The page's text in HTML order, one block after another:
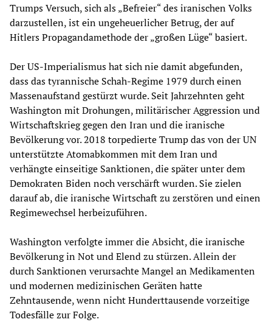
Trumps Versuch, sich als „Befreier“ des iranischen Volks
darzustellen, ist ein ungeheuerlicher Betrug, der auf
Hitlers Propagandamethode der „großen Lüge“ basiert.
Der US-Imperialismus hat sich nie damit abgefunden,
dass das tyrannische Schah-Regime 1979 durch einen
Massenaufstand gestürzt wurde. Seit Jahrzehnten geht
Washington mit Drohungen, militärischer Aggression und
Wirtschaftskrieg gegen den Iran und die iranische
Bevölkerung vor. 2018 torpedierte Trump das von der UN
unterstützte Atomabkommen mit dem Iran und
verhängte einseitige Sanktionen, die später unter dem
Demokraten Biden noch verschärft wurden. Sie zielen
darauf ab, die iranische Wirtschaft zu zerstören und einen
Regimewechsel herbeizuführen.
Washington verfolgte immer die Absicht, die iranische
Bevölkerung in Not und Elend zu stürzen. Allein der
durch Sanktionen verursachte Mangel an Medikamenten
und modernen medizinischen Geräten hatte
Zehntausende, wenn nicht Hunderttausende vorzeitige
Todesfälle zur Folge.